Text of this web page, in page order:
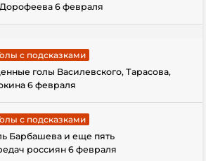
6 февраля
с подсказками
голы Василевского, Тарасова,
6 февраля
с подсказками
Барбашева и еще пять
россиян 6 февраля